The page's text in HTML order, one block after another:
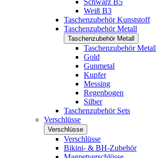
Schwarz B5
Weiß B3
Taschenzubehör Kunststoff
Taschenzubehör Metall
Taschenzubehör Metall
Taschenzubehör Metall
Gold
Gunmetal
Kupfer
Messing
Regenbogen
Silber
Taschenzubehör Sets
Verschlüsse
Verschlüsse
Verschlüsse
Bikini- & BH-Zubehör